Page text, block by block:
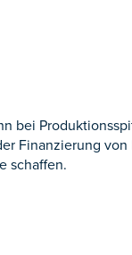
bei
Finanzierung
schaffen.